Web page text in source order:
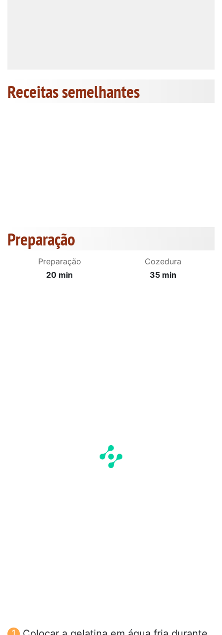
Receitas semelhantes
Preparação
Preparação
20 min
Cozedura
35 min